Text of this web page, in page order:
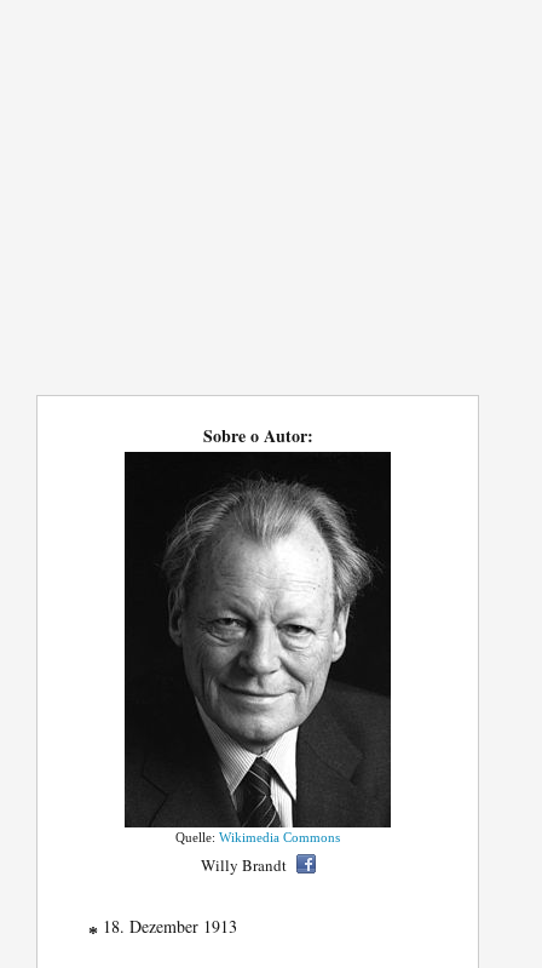
Sobre o Autor:
Quelle:Wikimedia Commons
Willy Brandt
* 18. Dezember 1913